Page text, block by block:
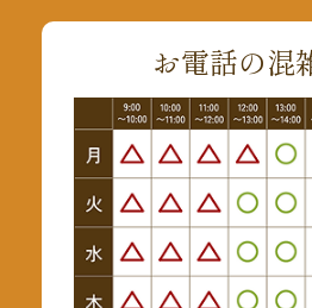
お電話の混